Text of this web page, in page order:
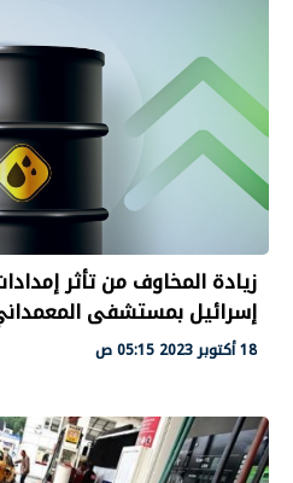
زيادة المخاوف من تأثر
إسرائيل بمستشفى
18 أكتوبر 2023 05:15 ص